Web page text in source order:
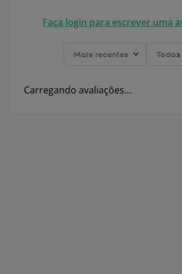
Faça login para escrever uma
Mais recentes Todos
Carregando avaliações…